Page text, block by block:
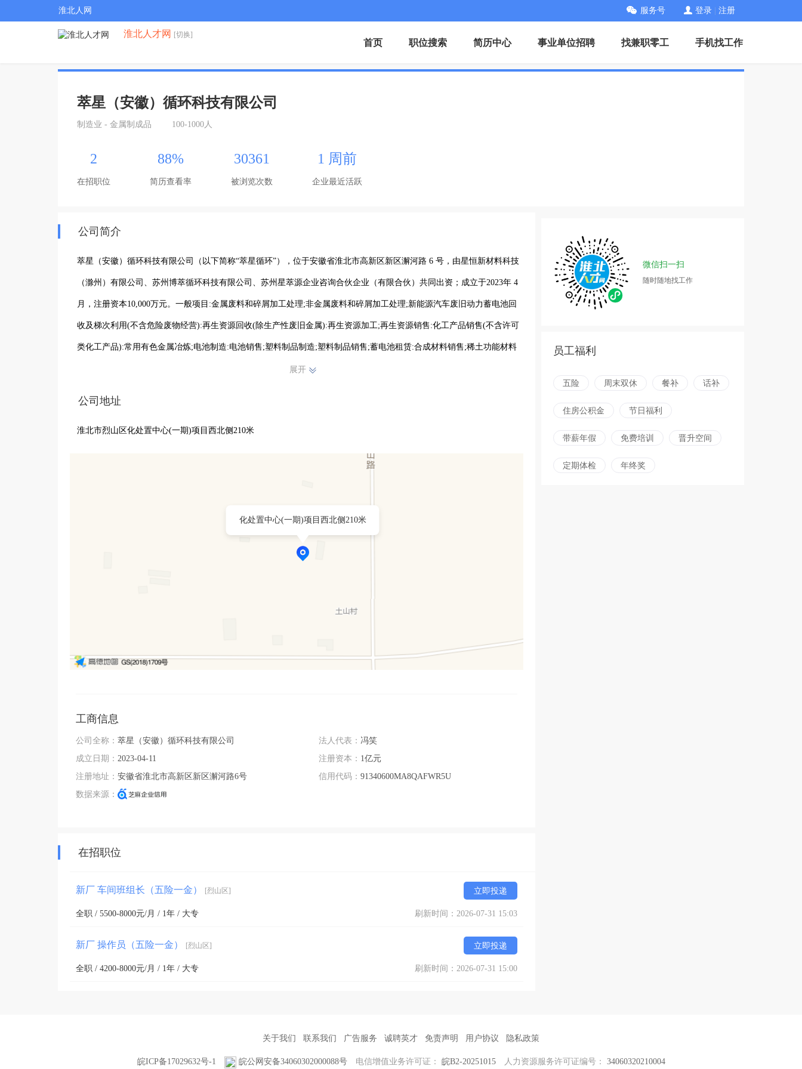
淮北人网 服务号 登录 注册
淮北人才网 [切换]
首页 职位搜索 简历中心 事业单位招聘 找兼职零工 手机找工作
萃星（安徽）循环科技有限公司
制造业 - 金属制成品 100-1000人
2
在招职位
88%
简历查看率
30361
被浏览次数
1 周前
企业最近活跃
公司简介
萃星（安徽）循环科技有限公司（以下简称“萃星循环”），位于安徽省淮北市高新区新区澥河路 6 号，由星恒新材料科技
（滁州）有限公司、苏州博萃循环科技有限公司、苏州星萃源企业咨询合伙企业（有限合伙）共同出资；成立于2023年 4
月，注册资本10,000万元。一般项目:金属废料和碎屑加工处理;非金属废料和碎屑加工处理;新能源汽车废旧动力蓄电池回
收及梯次利用(不含危险废物经营):再生资源回收(除生产性废旧金属):再生资源加工;再生资源销售:化工产品销售(不含许可
类化工产品):常用有色金属冶炼;电池制造:电池销售;塑料制品制造;塑料制品销售;蓄电池租赁:合成材料销售;稀土功能材料
销售;新材料技术研发:新型催化材料及助剂销售;特种设备销售:资源再生利用技术研发:能量回收系统研发;新兴能源技术研
务外，可自主依法经营法律法规非禁止或限制的项目)
展开
公司地址
淮北市烈山区化处置中心(一期)项目西北侧210米
化处置中心(一期)项目西北侧210米
工商信息
公司全称： 萃星（安徽）循环科技有限公司
成立日期： 2023-04-11
注册地址： 安徽省淮北市高新区新区澥河路6号
数据来源：
法人代表： 冯笑
注册资本： 1亿元
信用代码： 91340600MA8QAFWR5U
在招职位
新厂 车间班组长（五险一金） [烈山区] 立即投递
全职 / 5500-8000元/月 / 1年 / 大专 刷新时间：2026-07-31 15:03
新厂 操作员（五险一金） [烈山区] 立即投递
全职 / 4200-8000元/月 / 1年 / 大专 刷新时间：2026-07-31 15:00
微信扫一扫
随时随地找工作
员工福利
五险 周末双休 餐补 话补
住房公积金 节日福利
带薪年假 免费培训 晋升空间
定期体检 年终奖
关于我们 联系我们 广告服务 诚聘英才 免责声明 用户协议 隐私政策
皖ICP备17029632号-1 皖公网安备34060302000088号 电信增值业务许可证： 皖B2-20251015 人力资源服务许可证编号： 34060320210004